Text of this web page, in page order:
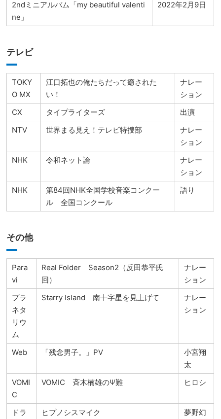
2ndミニアルバム「my beautiful valenti
ne」
2022年2月9日
テレビ
TOKY
O MX
江口拓也の俺たちだって癒された
い！
ナレー
ション
CX
タイプライターズ
出演
NTV
世界まる見え！テレビ特捜部
ナレー
ション
NHK
令和ネット論
ナレー
ション
NHK
第84回NHK全国学校音楽コンクー
ル 全国コンクール
語り
その他
Para
vi
Real Folder Season2（反田恭平氏
回）
ナレー
ション
プラ
ネタ
リウ
ム
Starry Island 南十字星を見上げて
ナレー
ション
Web 「残念男子。」PV
小宮翔
太
VOMI
C
VOMIC 斉木楠雄のΨ難 ヒロシ
ドラ
ヒプノシスマイク
夢野幻